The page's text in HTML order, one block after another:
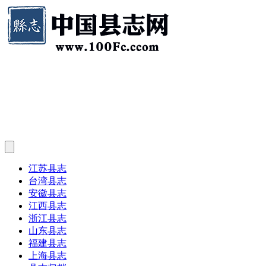
江苏县志
台湾县志
安徽县志
江西县志
浙江县志
山东县志
福建县志
上海县志